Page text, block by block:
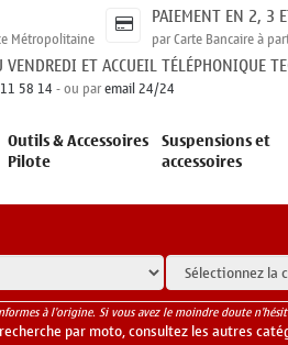
Métropolitaine
PAIEMENT EN 2, 3
par Carte Bancaire à
ET ACCUEIL TÉLÉPHONIQUE
58 14- ou paremail 24/24
Outils & Accessoires
Pilote
Suspensions et
accessoires
à l'origine. Si vous avez le moindre doute
par moto, consultez les autres